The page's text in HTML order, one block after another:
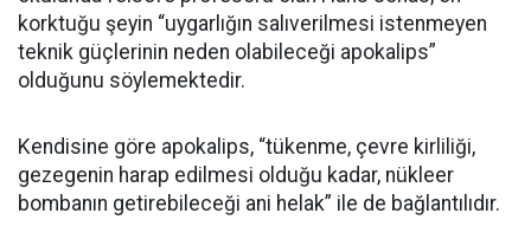
korktuğu şeyin “uygarlığın salıverilmesi istenmeyen
teknik güçlerinin neden olabileceği apokalips”
olduğunu söylemektedir.
Kendisine göre apokalips, “tükenme, çevre kirliliği,
gezegenin harap edilmesi olduğu kadar, nükleer
bombanın getirebileceği ani helak” ile de bağlantılıdır.